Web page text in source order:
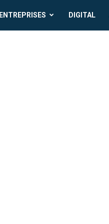
ENTREPRISES DIGITAL